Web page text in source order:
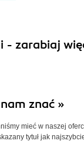
- zarabiaj
znać »
mieć w naszej
tytuł jak